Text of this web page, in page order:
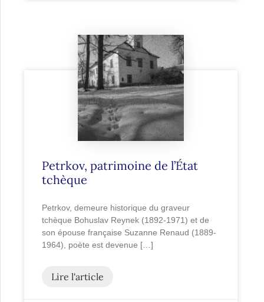
Petrkov, patrimoine de l’État
tchèque
Petrkov, demeure historique du graveur
tchèque Bohuslav Reynek (1892-1971) et de
son épouse française Suzanne Renaud (1889-
1964), poète est devenue […]
Lire l'article